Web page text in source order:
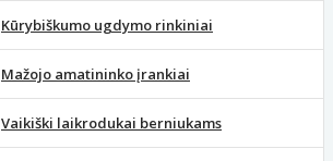
Kūrybiškumo ugdymo rinkiniai
Mažojo amatininko įrankiai
Vaikiški laikrodukai berniukams